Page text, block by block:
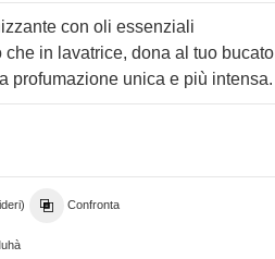
con oli essenziali
in lavatrice, dona al tuo bucato
profumazione unica e più intensa.
Confronta